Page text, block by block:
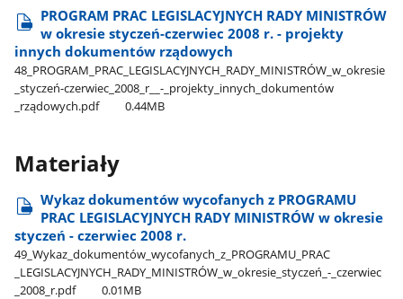
PROGRAM PRAC LEGISLACYJNYCH RADY MINISTRÓW
w okresie styczeń-czerwiec 2008 r. - projekty
innych dokumentów rządowych
48​_PROGRAM​_PRAC​_LEGISLACYJNYCH​_RADY​_MINISTRÓW​_w​_okresie​
_styczeń-czerwiec​_2008​_r​_​_-​_projekty​_innych​_dokumentów​
_rządowych.pdf
0.44MB
Materiały
Wykaz dokumentów wycofanych z PROGRAMU
PRAC LEGISLACYJNYCH RADY MINISTRÓW w okresie
styczeń - czerwiec 2008 r.
49​_Wykaz​_dokumentów​_wycofanych​_z​_PROGRAMU​_PRAC​
_LEGISLACYJNYCH​_RADY​_MINISTRÓW​_w​_okresie​_styczeń​_-​_czerwiec​
_2008​_r.pdf
0.01MB